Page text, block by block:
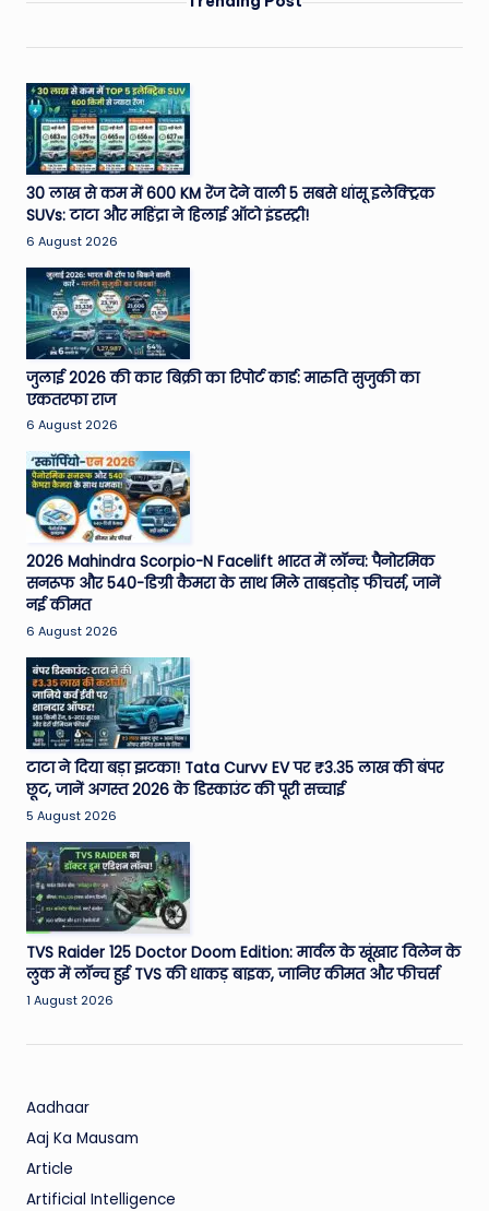
30 लाख से कम में 600 KM रेंज देने वाली 5 सबसे धांसू इलेक्ट्रिक
SUVs: टाटा और महिंद्रा ने हिलाई ऑटो इंडस्ट्री!
6 August 2026
जुलाई 2026 की कार बिक्री का रिपोर्ट कार्ड: मारुति सुजुकी का
एकतरफा राज
6 August 2026
2026 Mahindra Scorpio-N Facelift भारत में लॉन्च: पैनोरमिक
सनरूफ और 540-डिग्री कैमरा के साथ मिले ताबड़तोड़ फीचर्स, जानें
नई कीमत
6 August 2026
टाटा ने दिया बड़ा झटका! Tata Curvv EV पर ₹3.35 लाख की बंपर
छूट, जानें अगस्त 2026 के डिस्काउंट की पूरी सच्चाई
5 August 2026
TVS Raider 125 Doctor Doom Edition: मार्वल के खूंखार विलेन के
लुक में लॉन्च हुई TVS की धाकड़ बाइक, जानिए कीमत और फीचर्स
1 August 2026
Aadhaar
Aaj Ka Mausam
Article
Artificial Intelligence